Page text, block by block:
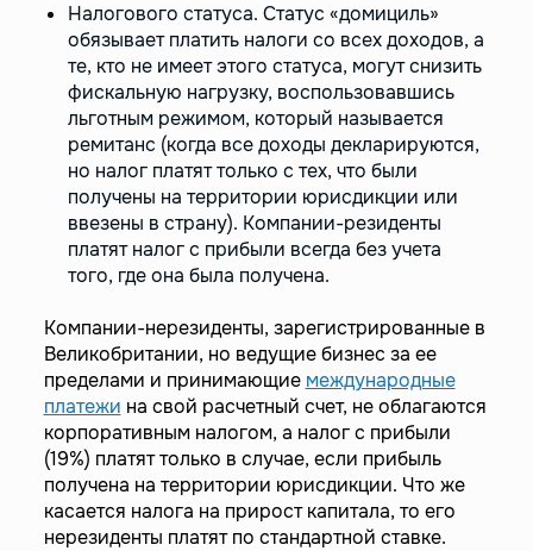
Налогового статуса. Статус «домициль»
обязывает платить налоги со всех доходов, а
те, кто не имеет этого статуса, могут снизить
фискальную нагрузку, воспользовавшись
льготным режимом, который называется
ремитанс (когда все доходы декларируются,
но налог платят только с тех, что были
получены на территории юрисдикции или
ввезены в страну). Компании-резиденты
платят налог с прибыли всегда без учета
того, где она была получена.
Компании-нерезиденты, зарегистрированные в
Великобритании, но ведущие бизнес за ее
пределами и принимающие международные
платежи на свой расчетный счет, не облагаются
корпоративным налогом, а налог с прибыли
(19%) платят только в случае, если прибыль
получена на территории юрисдикции. Что же
касается налога на прирост капитала, то его
нерезиденты платят по стандартной ставке.